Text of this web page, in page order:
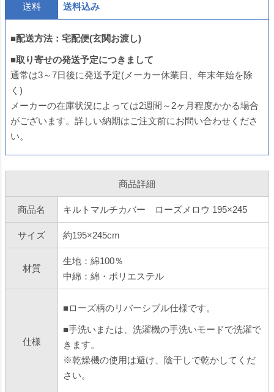
送料 送料込み
■配送方法：宅配便(玄関お渡し)
■取り寄せの発送予定につきまして
通常は3～7日後に発送予定(メーカー休業日、年末年始を除
く)
メーカーの在庫状況によっては2週間～2ヶ月程度かかる場合
がございます。詳しい納期はご注文前にお問い合わせくださ
い。
商品詳細
商品名 キルトマルチカバー ローズメロウ 195×245
サイズ 約195×245cm
材質
生地：綿100％
中綿：綿・ポリエステル
仕様
■ローズ柄のリバーシブル仕様です。
■手洗いまたは、洗濯機の手洗いモードで洗濯で
きます。
※乾燥機の使用は避け、陰干しで乾かしてくだ
さい。